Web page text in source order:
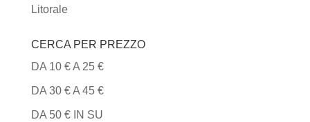
Litorale
CERCA PER PREZZO
DA 10 € A 25 €
DA 30 € A 45 €
DA 50 € IN SU